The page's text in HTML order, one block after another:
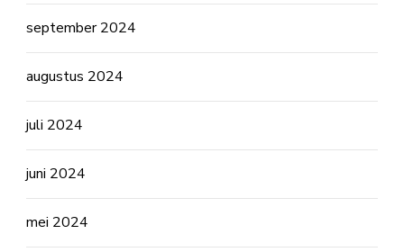
september 2024
augustus 2024
juli 2024
juni 2024
mei 2024